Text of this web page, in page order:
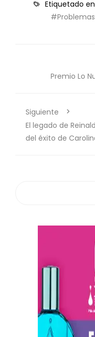
Etiquetado en
Premio Lo
Siguiente
El legado de
del éxito de